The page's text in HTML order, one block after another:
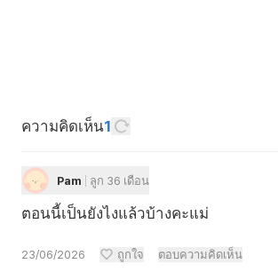
ความคิดเห็น1
Pam ลูก 36 เดือน
ตอนนี้เป็นยังไงแล้วบ้างคะแม่
23/06/2026 ถูกใจ ตอบความคิดเห็น